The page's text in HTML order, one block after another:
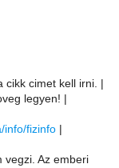
cimet kell irni. |
legyen! |
info/fizinfo
vegzi. Az emberi